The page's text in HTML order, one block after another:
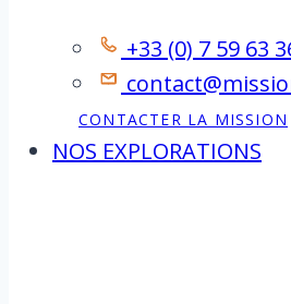
+33 (0) 7 59 63
CONTACTER LA MISSION
NOS EXPLORATIONS